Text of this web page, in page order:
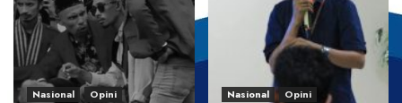
Nasional Opini Nasional Opini